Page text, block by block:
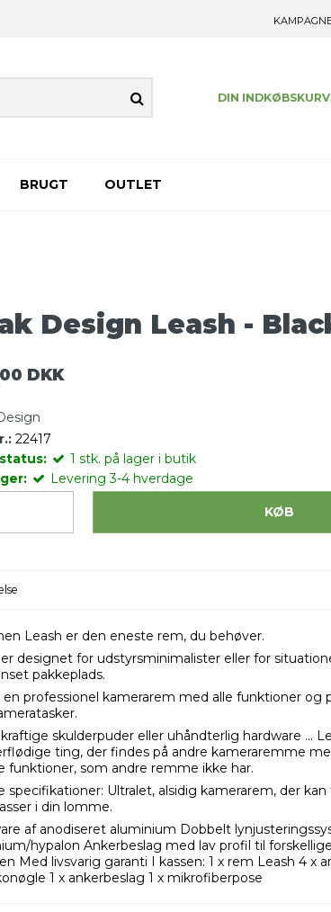
DIN
BRUGT OUTLET
Design Leash -
DKK
22417
1 stk. på lager i butik
Levering 3-4 hverdage
KØB
Leash er den eneste rem, du behøver.
er designet for udstyrsminimalister eller for
pakkeplads.
en professionel kamerarem med alle funktioner og
skulderpuder eller uhåndterlig hardware ...
ting, der findes på andre kameraremme
funktioner, som andre remme ikke har.
specifikationer: Ultralet, alsidig kamerarem, der
i din lomme.
af anodiseret aluminium Dobbelt
hypalon Ankerbeslag med lav profil til
Med livsvarig garanti I kassen: 1 x rem Leash 4 x
1 x ankerbeslag 1 x mikrofiberpose